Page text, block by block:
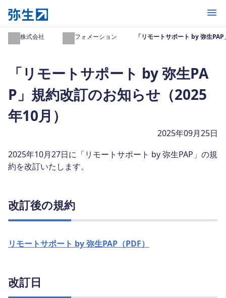
開く
弥生株式会社 インフォメーション 「リモートサポート by 弥生
「リモートサポート by 弥生PA
P」規約改訂のお知らせ（2025
年10月）
2025年09月25日
2025年10月27日に「リモートサポート by 弥生PAP」の規
約を改訂いたします。
改訂後の規約
リモートサポート by 弥生PAP（PDF）
改訂日